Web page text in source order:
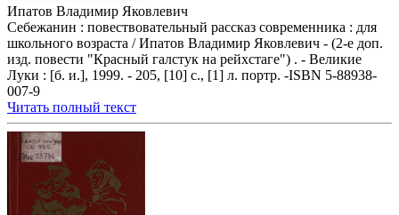
Ипатов Владимир Яковлевич
Себежанин : повествовательный рассказ современника : для
школьного возраста / Ипатов Владимир Яковлевич - (2-е доп.
изд. повести "Красный галстук на рейхстаге") . - Великие
Луки : [б. и.], 1999. - 205, [10] с., [1] л. портр. -ISBN 5-88938-
007-9
Читать полный текст